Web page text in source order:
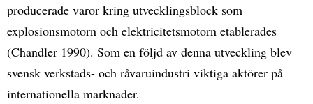
producerade varor kring utvecklingsblock som
explosionsmotorn och elektricitetsmotorn etablerades
(Chandler 1990). Som en följd av denna utveckling blev
svensk verkstads- och råvaruindustri viktiga aktörer på
internationella marknader.